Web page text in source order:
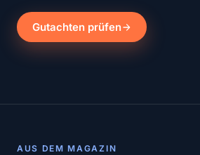
Gutachten prüfen
AUS DEM MAGAZIN